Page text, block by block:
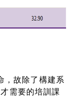
故除了構建系
需要的培訓課